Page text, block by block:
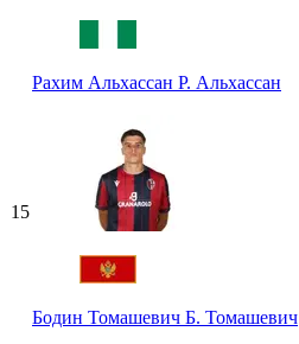
Рахим Альхассан Р. Альхассан
15
Бодин Томашевич Б. Томашевич